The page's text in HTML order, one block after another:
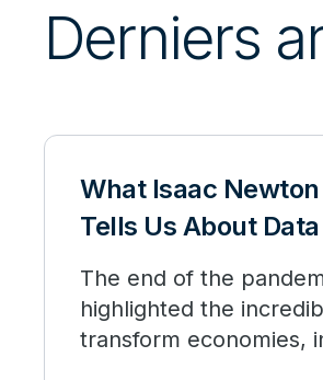
Derniers
What Isaac
Tells Us About
The end of the
highlighted the
transform economies,